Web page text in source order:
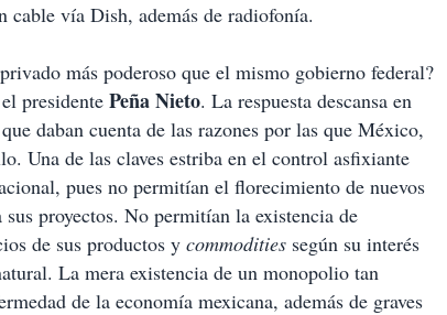
vía Dish, además de radiofonía.
más poderoso que el mismo gobierno federal?
presidente Peña Nieto. La respuesta descansa en
daban cuenta de las razones por las que México,
Una de las claves estriba en el control asfixiante
pues no permitían el florecimiento de nuevos
proyectos. No permitían la existencia de
de sus productos y commodities según su interés
La mera existencia de un monopolio tan
de la economía mexicana, además de graves